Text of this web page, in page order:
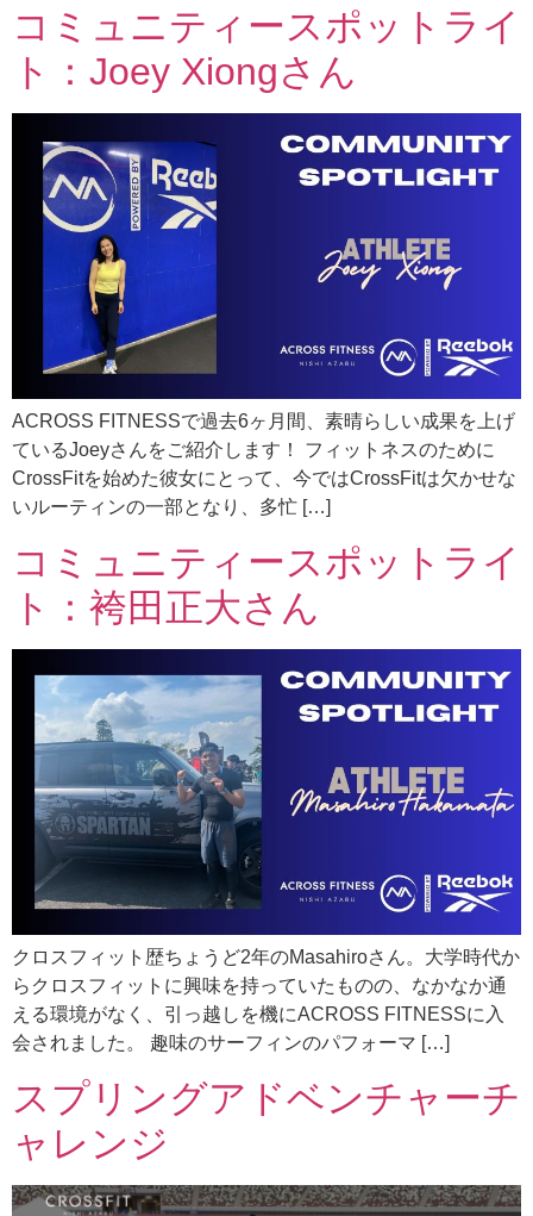
コミュニティースポットライ
ト：Joey Xiongさん
ACROSS FITNESSで過去6ヶ月間、素晴らしい成果を上げ
ているJoeyさんをご紹介します！ フィットネスのために
CrossFitを始めた彼女にとって、今ではCrossFitは欠かせな
いルーティンの一部となり、多忙 […]
コミュニティースポットライ
ト：袴田正大さん
クロスフィット歴ちょうど2年のMasahiroさん。大学時代か
らクロスフィットに興味を持っていたものの、なかなか通
える環境がなく、引っ越しを機にACROSS FITNESSに入
会されました。 趣味のサーフィンのパフォーマ […]
スプリングアドベンチャーチ
ャレンジ